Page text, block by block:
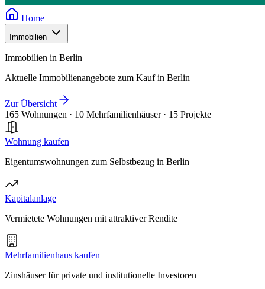
Home
Immobilien
Immobilien in Berlin
Aktuelle Immobilienangebote zum Kauf in Berlin
Zur Übersicht
165 Wohnungen · 10 Mehrfamilienhäuser · 15 Projekte
Wohnung kaufen
Eigentumswohnungen zum Selbstbezug in Berlin
Kapitalanlage
Vermietete Wohnungen mit attraktiver Rendite
Mehrfamilienhaus kaufen
Zinshäuser für private und institutionelle Investoren